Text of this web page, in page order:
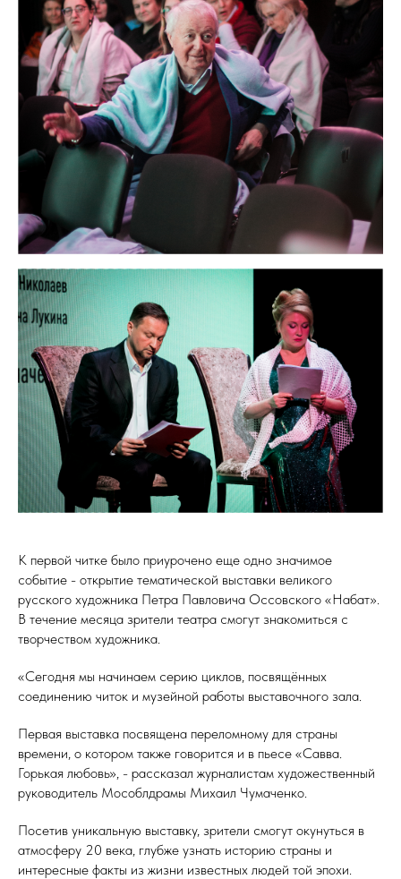
К первой читке было приурочено еще одно значимое
событие - открытие тематической выставки великого
русского художника Петра Павловича Оссовского «Набат».
В течение месяца зрители театра смогут знакомиться с
творчеством художника.
«Сегодня мы начинаем серию циклов, посвящённых
соединению читок и музейной работы выставочного зала.
Первая выставка посвящена переломному для страны
времени, о котором также говорится и в пьесе «Савва.
Горькая любовь», - рассказал журналистам художественный
руководитель Мособлдрамы Михаил Чумаченко.
Посетив уникальную выставку, зрители смогут окунуться в
атмосферу 20 века, глубже узнать историю страны и
интересные факты из жизни известных людей той эпохи.